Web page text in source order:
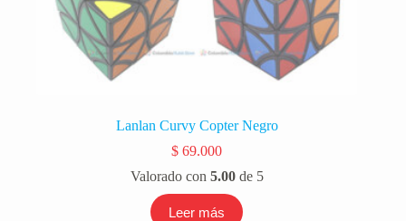
Lanlan Curvy Copter Negro
$ 69.000
Valorado con 5.00de 5
Leer más